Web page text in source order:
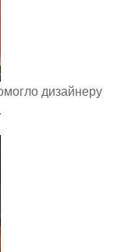
дизайнеру